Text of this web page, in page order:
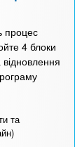
процес
4 блоки
відновлення
та